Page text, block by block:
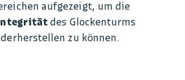
aufgezeigt, um die
des Glockenturms
zu können.